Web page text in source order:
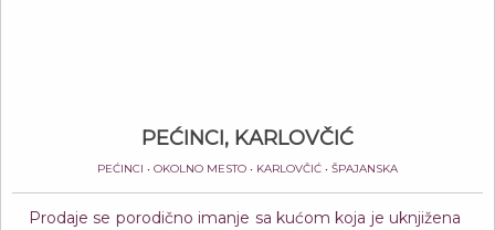
PEĆINCI, KARLOVČIĆ
PEĆINCI • OKOLNO MESTO • KARLOVČIĆ • ŠPAJANSKA
Prodaje se porodično imanje sa kućom koja je uknjižena